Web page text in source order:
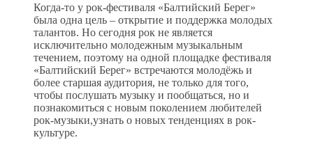
Когда-то у рок-фестиваля «Балтийский Берег»
была одна цель – открытие и поддержка молодых
талантов. Но сегодня рок не является
исключительно молодежным музыкальным
течением, поэтому на одной площадке фестиваля
«Балтийский Берег» встречаются молодёжь и
более старшая аудитория, не только для того,
чтобы послушать музыку и пообщаться, но и
познакомиться с новым поколением любителей
рок-музыки,узнать о новых тенденциях в рок-
культуре.